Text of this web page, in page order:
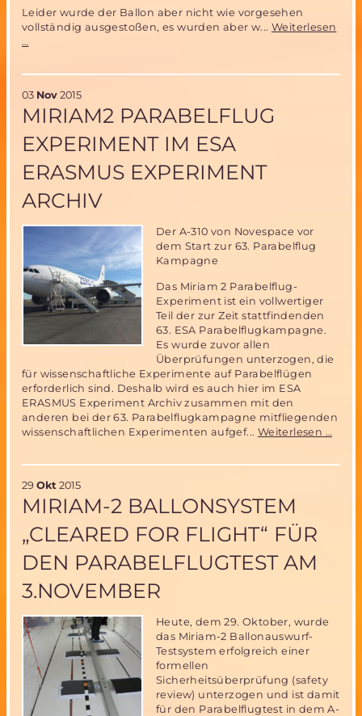
Leider wurde der Ballon aber nicht wie vorgesehen
vollständig ausgestoßen, es wurden aber w... Weiterlesen
…
Miriam
2
Auswurf-
03 Nov 2015
MIRIAM2 PARABELFLUG
EXPERIMENT IM ESA
ERASMUS EXPERIMENT
ARCHIV
Der A-310 von Novespace vor
dem Start zur 63. Parabelflug
Kampagne
Das Miriam 2 Parabelflug-
Experiment ist ein vollwertiger
Teil der zur Zeit stattfindenden
63. ESA Parabelflugkampagne.
Es wurde zuvor allen
Überprüfungen unterzogen, die
für wissenschaftliche Experimente auf Parabelflügen
erforderlich sind. Deshalb wird es auch hier im ESA
ERASMUS Experiment Archiv zusammen mit den
anderen bei der 63. Parabelflugkampagne mitfliegenden
wissenschaftlichen Experimenten aufgef... Weiterlesen …
29 Okt 2015
MIRIAM-2 BALLONSYSTEM
„CLEARED FOR FLIGHT“ FÜR
DEN PARABELFLUGTEST AM
3.NOVEMBER
Heute, dem 29. Oktober, wurde
das Miriam-2 Ballonauswurf-
Testsystem erfolgreich einer
formellen
Sicherheitsüberprüfung (safety
review) unterzogen und ist damit
für den Parabelflugtest in dem A-